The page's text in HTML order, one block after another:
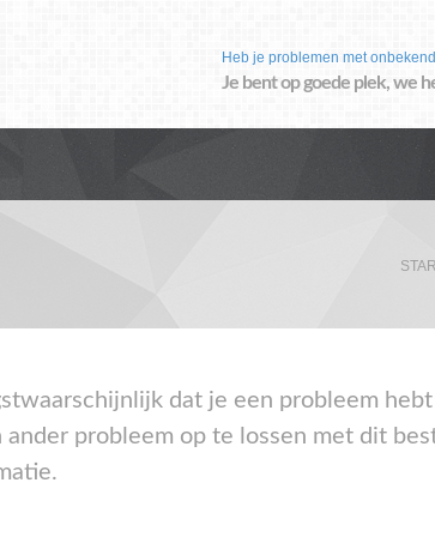
Heb je problemen met
Je bent op goede plek, we
dat je een probleem
probleem op te lossen met dit